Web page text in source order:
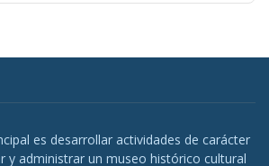
es desarrollar actividades de carácter
y administrar un museo histórico cultural